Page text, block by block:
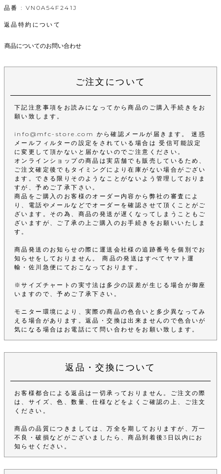
品番 : VN0A54F241J
返品特約について
商品についてのお問い合わせ
ご注文について
下記注意事項をお読みになってから商品のご購入手続きをお
願い致します。
info@mfc-store.com から確認メールが届きます。 迷惑
メールフィルターの設定をされている場合は 受信可能設定
に変更して頂かないと届かないのでご注意ください。
オンラインショップの商品は実店舗でも販売しているため、
ご注文確定後でもタイミングにより在庫がない場合がござい
ます。できる限りそのようなことがないよう管理しておりま
すが、予めご了承下さい。
商品をご購入のお客様のオーダー内容から弊社の審査によ
り、電話やメールなどでオーダーを確認させて頂くことがご
ざいます。その為、商品の発送が遅くなってしまうこともご
ざいますが、ご了承の上ご購入のお手続きをお願いいたしま
す。
商品発送のお知らせの際に運送会社様の追跡番号を個別でお
知らせをしておりません。 商品の発送はすべてヤマト運
輸・佐川急便にておこなっております。
※サイズチャートの実寸法は多少の誤差が生じる場合が御座
いますので、予めご了承下さい。
モニター環境により、実際の商品の色合いと多少異なってみ
える場合があります。返品・交換は出来ませんので色合いが
気になる場合はお電話にて問い合わせをお願い致します。
返品・交換について
お客様都合による返品は一切承っておりません。ご注文の際
は、サイズ、色、数量、仕様などをよくご確認の上、ご注文
ください。
商品の品質につきましては、万全を期しておりますが、万一
不良・破損などがございましたら、商品到着後3日以内にお
知らせください。